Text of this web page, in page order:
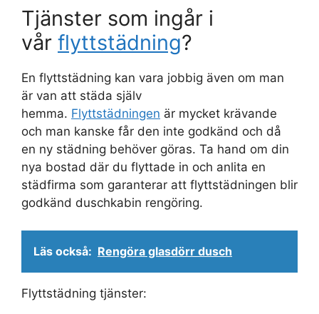
Tjänster som ingår i
vår flyttstädning?
En flyttstädning kan vara jobbig även om man
är van att städa själv
hemma. Flyttstädningen är mycket krävande
och man kanske får den inte godkänd och då
en ny städning behöver göras. Ta hand om din
nya bostad där du flyttade in och anlita en
städfirma som garanterar att flyttstädningen blir
godkänd duschkabin rengöring.
Läs också: Rengöra glasdörr dusch
Flyttstädning tjänster: